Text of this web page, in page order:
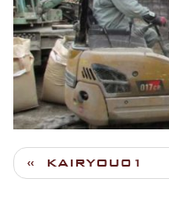
KAIRYOU01